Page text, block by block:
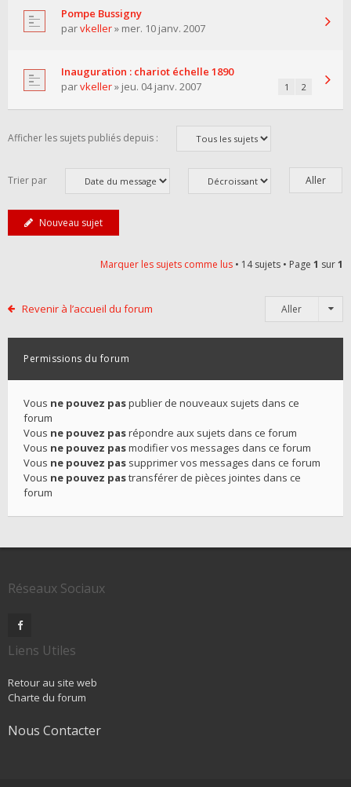
Pompe Bussigny
parvkeller» mer. 10 janv. 2007
Inauguration : chariot échelle 1890
parvkeller» jeu. 04 janv. 2007 1 2
Afficher les sujets publiés depuis :
Trier par
Nouveau sujet
Marquer les sujets comme lus • 14 sujets • Page 1 sur1
Revenir à l’accueil du forum Aller
Permissions du forum
Vous ne pouvez paspublier de nouveaux sujets dans ce
forum
Vous ne pouvez pasrépondre aux sujets dans ce forum
Vous ne pouvez pasmodifier vos messages dans ce forum
Vous ne pouvez pas supprimer vos messages dans ce forum
Vous ne pouvez pastransférer de pièces jointes dans ce
forum
Réseaux Sociaux
Liens Utiles
Retour au site web
Charte du forum
Nous Contacter